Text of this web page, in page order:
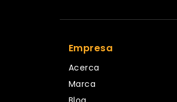
Empresa
Acerca
Marca